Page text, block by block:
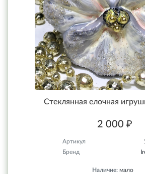
Стеклянная елочная
2 000 ₽
Артикул
Бренд
Наличие: мало